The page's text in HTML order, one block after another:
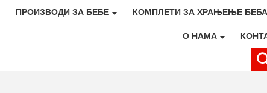
ПРОИЗВОДИ ЗА БЕБЕ КОМПЛЕТИ ЗА ХРАЊЕЊЕ БЕБА
О НАМА